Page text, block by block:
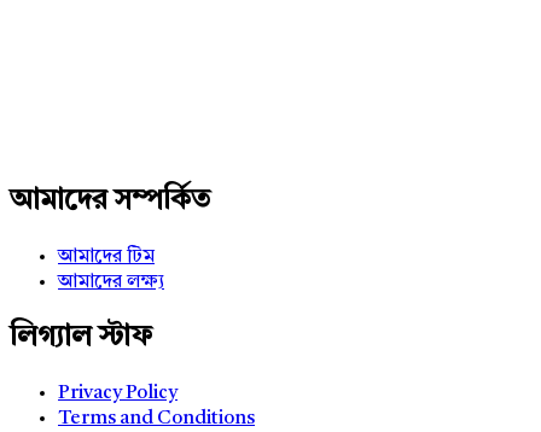
আমাদের সম্পর্কিত
আমাদের টিম
আমাদের লক্ষ্য
লিগ্যাল স্টাফ
Privacy Policy
Terms and Conditions